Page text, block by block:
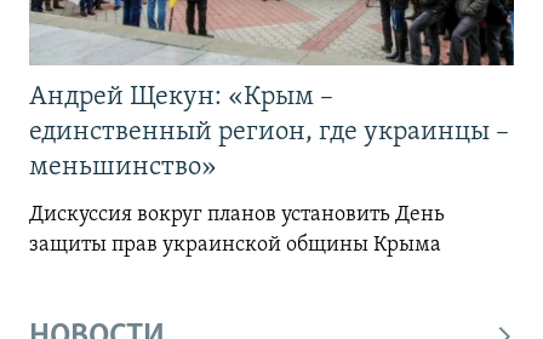
Андрей Щекун: «Крым –
единственный регион, где украинцы –
меньшинство»
Дискуссия вокруг планов установить День
защиты прав украинской общины Крыма